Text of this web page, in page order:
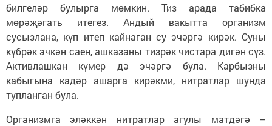
билгеләр булырга мөмкин. Тиз арада табибка
мөрәҗәгать итегез. Андый вакытта организм
сусызлана, күп итеп кайнаган су эчәргә кирәк. Суны
күбрәк эчкән саен, ашказаны тизрәк чистара дигән сүз.
Активлашкан күмер дә эчәргә була. Карбызны
кабыгына кадәр ашарга кирәкми, нитратлар шунда
тупланган була.
Организмга эләккән нитратлар агулы матдәгә –